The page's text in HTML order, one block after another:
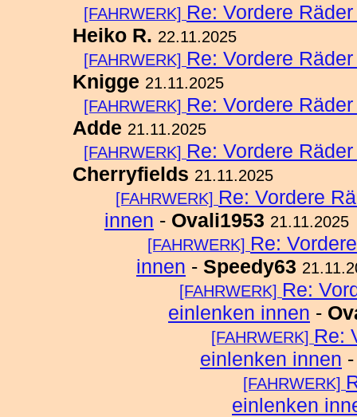
[FAHRWERK] Re: Vordere
Heiko R. 22.11.2025
[FAHRWERK] Re: Vordere
Knigge 21.11.2025
[FAHRWERK] Re: Vordere
Adde 21.11.2025
[FAHRWERK] Re: Vordere
Cherryfields 21.11.2025
[FAHRWERK] Re: Vordere
innen - Ovali1953 21.11.2025
[FAHRWERK] Re:
innen - Speedy63
[FAHRWERK] Re:
einlenken innen -
[FAHRWERK] Re:
einlenken innen
[FAHRWERK]
einlenken